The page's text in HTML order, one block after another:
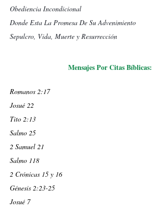
Obediencia Incondicional
Donde Esta La Promesa De Su Advenimiento
Sepulcro, Vida, Muerte y Resurrección
Mensajes Por Citas Bíblicas:
Romanos 2:17
Josué 22
Tito 2:13
Salmo 25
2 Samuel 21
Salmo 118
2 Crónicas 15 y 16
Génesis 2:23-25
Josué 7